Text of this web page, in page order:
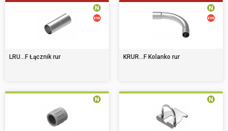
LRU...F Łącznik rur KRUR...F Kolanko rur